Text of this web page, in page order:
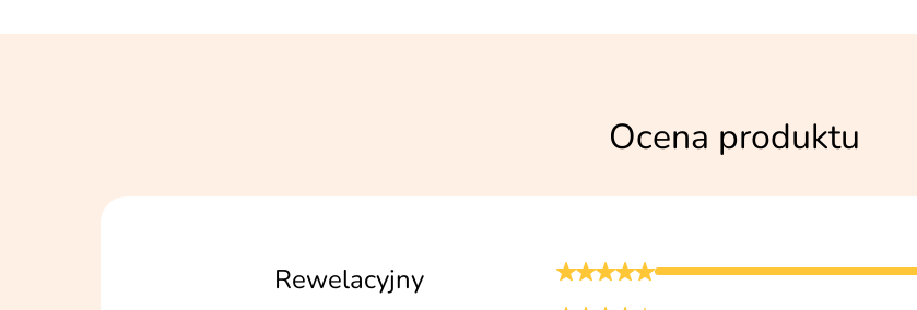
Ocena produktu
Rewelacyjny